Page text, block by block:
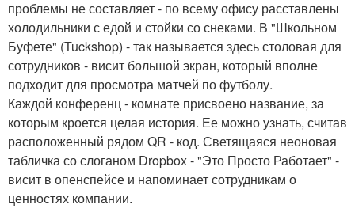
проблемы не составляет - по всему офису расставлены
холодильники с едой и стойки со снеками. В "Школьном
Буфете" (Tuckshop) - так называется здесь столовая для
сотрудников - висит большой экран, который вполне
подходит для просмотра матчей по футболу.
Каждой конференц - комнате присвоено название, за
которым кроется целая история. Ее можно узнать, считав
расположенный рядом QR - код. Светящаяся неоновая
табличка со слоганом Dropbox - "Это Просто Работает" -
висит в опенспейсе и напоминает сотрудникам о
ценностях компании.